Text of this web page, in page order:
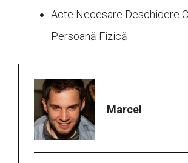
Acte Necesare Deschidere
Persoană Fizică
Marcel